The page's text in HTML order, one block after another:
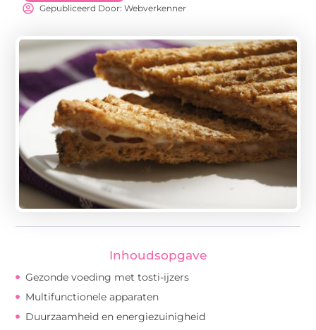
Gepubliceerd Door: Webverkenner
Inhoudsopgave
Gezonde voeding met tosti-ijzers
Multifunctionele apparaten
Duurzaamheid en energiezuinigheid